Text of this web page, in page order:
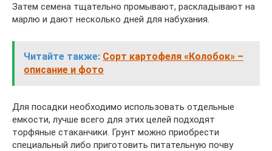
Затем семена тщательно промывают, раскладывают на
марлю и дают несколько дней для набухания.
Читайте также: Сорт картофеля «Колобок» –
описание и фото
Для посадки необходимо использовать отдельные
емкости, лучше всего для этих целей подходят
торфяные стаканчики. Грунт можно приобрести
специальный либо приготовить питательную почву